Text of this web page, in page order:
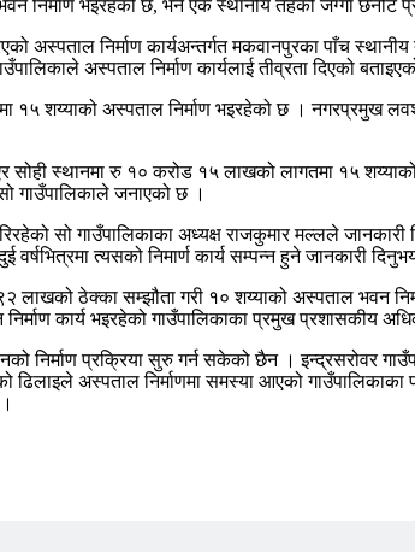
निर्माण भइरहेको छ, भने एक स्थानीय तहको जग्गा छनोट
अस्पताल निर्माण कार्यअन्तर्गत मकवानपुरका पाँच
अस्पताल निर्माण कार्यलाई तीव्रता दिएको
१५ शय्याको अस्पताल निर्माण भइरहेको छ । नगरप्रमुख
सोही स्थानमा रु १० करोड १५ लाखको लागतमा १५
गाउँपालिकाले जनाएको छ ।
सो गाउँपालिकाका अध्यक्ष राजकुमार मल्लले
त्यसको निमार्ण कार्य सम्पन्न हुने जानकारी
ठेक्का सम्झौता गरी १० शय्याको अस्पताल भवन
कार्य भइरहेको गाउँपालिकाका प्रमुख प्रशासकीय
निर्माण प्रक्रिया सुरु गर्न सकेको छैन । इन्द्रसरोवर
ढिलाइले अस्पताल निर्माणमा समस्या आएको